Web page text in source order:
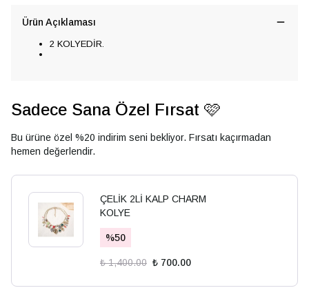
Ürün Açıklaması
2 KOLYEDİR.
Sadece Sana Özel Fırsat 🩷
Bu ürüne özel %20 indirim seni bekliyor. Fırsatı kaçırmadan
hemen değerlendir.
ÇELİK 2Lİ KALP CHARM
KOLYE
%50
₺ 1,400.00 ₺ 700.00